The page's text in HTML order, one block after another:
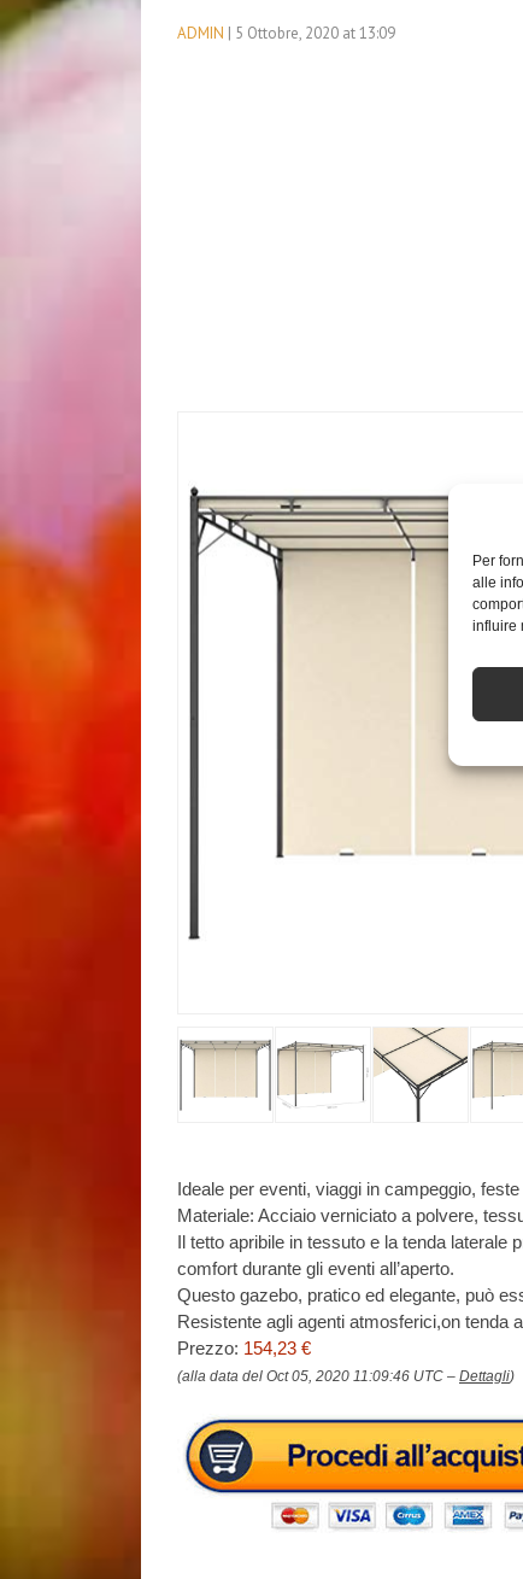
Per
alle
influire
ADMIN | 5 Ottobre, 2020 at 13:09
Ideale per eventi, viaggi in campeggio,
Materiale: Acciaio verniciato a polvere,
Il tetto apribile in tessuto e la tenda laterale
comfort durante gli eventi all’aperto.
Questo gazebo, pratico ed elegante, può
Resistente agli agenti atmosferici,on tenda
Prezzo: 154,23 €
(alla data del Oct 05, 2020 11:09:46 UTC – Dettagli)